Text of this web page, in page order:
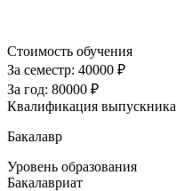
Стоимость обучения
За семестр: 40000 ₽
За год: 80000 ₽
Квалификация выпускника
Бакалавр
Уровень образования
Бакалавриат